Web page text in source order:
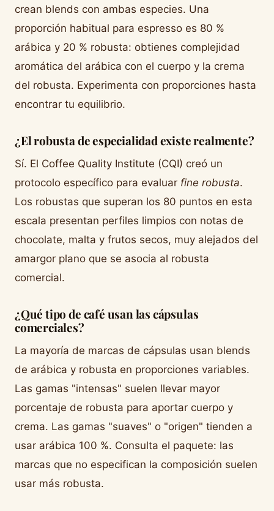
crean blends con ambas especies. Una
proporción habitual para espresso es 80 %
arábica y 20 % robusta: obtienes complejidad
aromática del arábica con el cuerpo y la crema
del robusta. Experimenta con proporciones hasta
encontrar tu equilibrio.
¿El robusta de especialidad existe realmente?
Sí. El Coffee Quality Institute (CQI) creó un
protocolo específico para evaluar fine robusta.
Los robustas que superan los 80 puntos en esta
escala presentan perfiles limpios con notas de
chocolate, malta y frutos secos, muy alejados del
amargor plano que se asocia al robusta
comercial.
¿Qué tipo de café usan las cápsulas
comerciales?
La mayoría de marcas de cápsulas usan blends
de arábica y robusta en proporciones variables.
Las gamas "intensas" suelen llevar mayor
porcentaje de robusta para aportar cuerpo y
crema. Las gamas "suaves" o "origen" tienden a
usar arábica 100 %. Consulta el paquete: las
marcas que no especifican la composición suelen
usar más robusta.